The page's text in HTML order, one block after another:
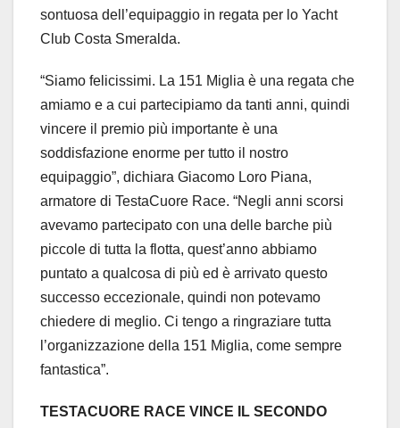
sontuosa dell’equipaggio in regata per lo Yacht
Club Costa Smeralda.
“Siamo felicissimi. La 151 Miglia è una regata che
amiamo e a cui partecipiamo da tanti anni, quindi
vincere il premio più importante è una
soddisfazione enorme per tutto il nostro
equipaggio”, dichiara Giacomo Loro Piana,
armatore di TestaCuore Race. “Negli anni scorsi
avevamo partecipato con una delle barche più
piccole di tutta la flotta, quest’anno abbiamo
puntato a qualcosa di più ed è arrivato questo
successo eccezionale, quindi non potevamo
chiedere di meglio. Ci tengo a ringraziare tutta
l’organizzazione della 151 Miglia, come sempre
fantastica”.
TESTACUORE RACE VINCE IL SECONDO